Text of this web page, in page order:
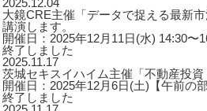
2025.12.04
大鏡CRE主催「データで捉える最新
講演します。
開催日：2025年12月11日(水) 14:30〜
終了しました
2025.11.17
茨城セキスイハイム主催「不動産投
開催日：2025年12月6日(土)【午前の
終了しました